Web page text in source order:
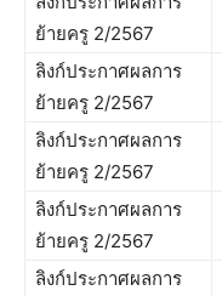
ย้ายครู 2/2567
ลิงก์ประกาศผลการ
ย้ายครู 2/2567
ลิงก์ประกาศผลการ
ย้ายครู 2/2567
ลิงก์ประกาศผลการ
ย้ายครู 2/2567
ลิงก์ประกาศผลการ